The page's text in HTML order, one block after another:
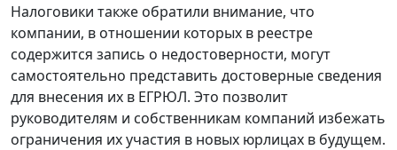
Налоговики также обратили внимание, что
компании, в отношении которых в реестре
содержится запись о недостоверности, могут
самостоятельно представить достоверные сведения
для внесения их в ЕГРЮЛ. Это позволит
руководителям и собственникам компаний избежать
ограничения их участия в новых юрлицах в будущем.